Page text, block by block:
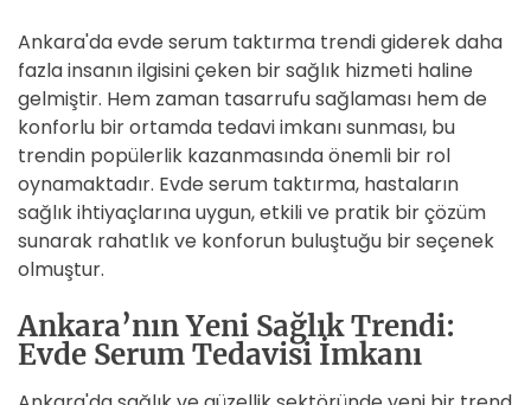
Ankara'da evde serum taktırma trendi giderek daha
fazla insanın ilgisini çeken bir sağlık hizmeti haline
gelmiştir. Hem zaman tasarrufu sağlaması hem de
konforlu bir ortamda tedavi imkanı sunması, bu
trendin popülerlik kazanmasında önemli bir rol
oynamaktadır. Evde serum taktırma, hastaların
sağlık ihtiyaçlarına uygun, etkili ve pratik bir çözüm
sunarak rahatlık ve konforun buluştuğu bir seçenek
olmuştur.
Ankara’nın Yeni Sağlık Trendi:
Evde Serum Tedavisi İmkanı